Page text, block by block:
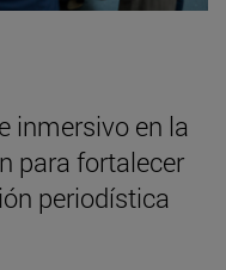
inmersivo en la
para fortalecer
periodística